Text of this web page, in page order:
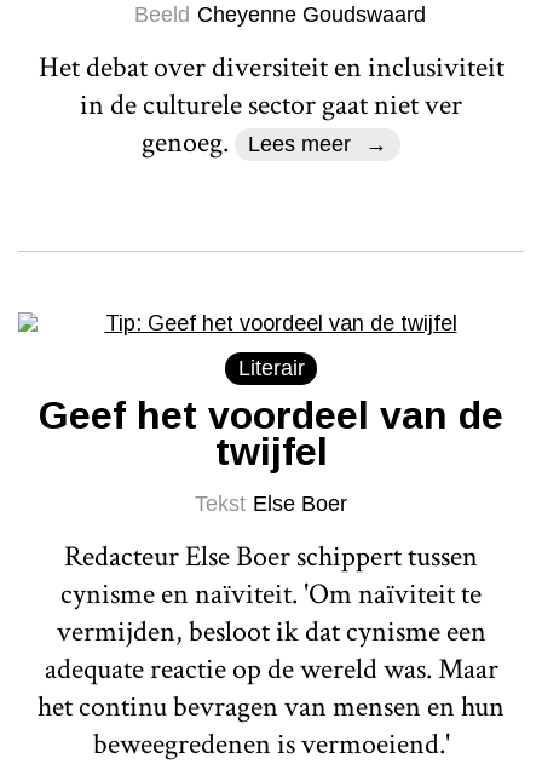
Beeld Cheyenne Goudswaard
Het debat over diversiteit en inclusiviteit
in de culturele sector gaat niet ver
genoeg.
Lees meer
Literair
Geef het voordeel van de
twijfel
Tekst Else Boer
Redacteur Else Boer schippert tussen
cynisme en naïviteit. 'Om naïviteit te
vermijden, besloot ik dat cynisme een
adequate reactie op de wereld was. Maar
het continu bevragen van mensen en hun
beweegredenen is vermoeiend.'